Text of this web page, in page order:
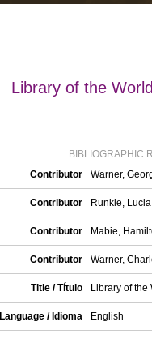
Library of the
BIBLIOGRAPHIC
Contributor
Warner,
Contributor Runkle,
Contributor Mabie,
Contributor Warner,
Title / Título Library of the
Language / Idioma English